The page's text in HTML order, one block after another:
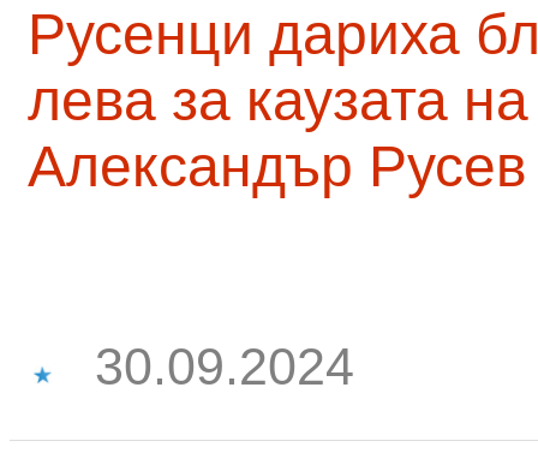
Русенци дариха
лева за каузата
Александър Русев
30.09.2024